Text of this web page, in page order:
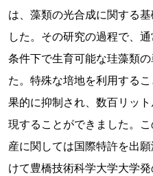
は、藻類の光合成に関する
した。その研究の過程で、
条件下で生育可能な珪藻類
た。特殊な培地を利用する
果的に抑制され、数百リッ
現することができました。
産に関しては国際特許を出
けて豊橋技術科学大学大学